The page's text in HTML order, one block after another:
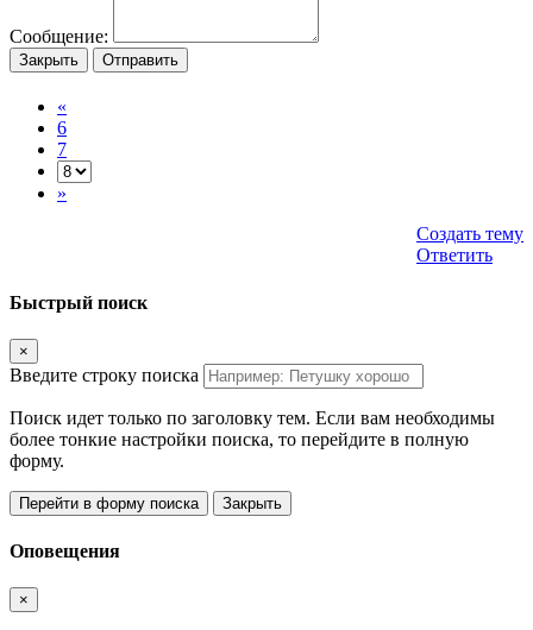
Сообщение:
Закрыть Отправить
«
6
7
»
Создать тему
Ответить
Быстрый поиск
×
Введите строку поиска
Поиск идет только по заголовку тем. Если вам необходимы
более тонкие настройки поиска, то перейдите в полную
форму.
Перейти в форму поиска Закрыть
Оповещения
×